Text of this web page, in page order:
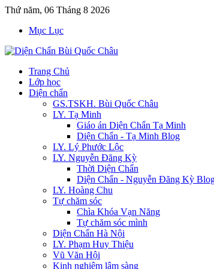
Thứ năm, 06 Tháng 8 2026
Mục Lục
Trang Chủ
Lớp học
Diện chẩn
GS.TSKH. Bùi Quốc Châu
LY. Tạ Minh
Giáo án Diện Chẩn Tạ Minh
Diện Chẩn - Tạ Minh Blog
LY. Lý Phước Lộc
LY. Nguyễn Đăng Kỳ
Thời Diện Chẩn
Diện Chẩn - Nguyễn Đăng Kỳ
LY. Hoàng Chu
Tự chăm sóc
Chìa Khóa Vạn Năng
Tự chăm sóc mình
Diện Chẩn Hà Nội
LY. Phạm Huy Thiệu
Vũ Văn Hội
Kinh nghiệm lâm sàng